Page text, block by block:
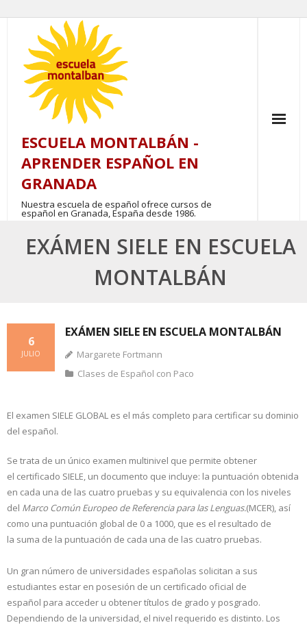
content
ESCUELA MONTALBÁN -
APRENDER ESPAÑOL EN
GRANADA
Nuestra escuela de español ofrece cursos de
español en Granada, España desde 1986.
EXÁMEN SIELE EN ESCUELA
MONTALBÁN
EXÁMEN SIELE EN ESCUELA MONTALBÁN
6
JULIO
Margarete Fortmann
Clases de Español con Paco
El examen SIELE GLOBAL es el más completo para certificar su dominio
del español.
Se trata de un único examen multinivel que permite obtener
el certificado SIELE, un documento que incluye: la puntuación obtenida
en cada una de las cuatro pruebas y su equivalencia con los niveles
del Marco Común Europeo de Referencia para las Lenguas.(MCER), así
como una puntuación global de 0 a 1000, que es el resultado de
la suma de la puntuación de cada una de las cuatro pruebas.
Un gran número de universidades españolas solicitan a sus
estudiantes estar en posesión de un certificado oficial de
español para acceder u obtener títulos de grado y posgrado.
Dependiendo de la universidad, el nivel requerido es distinto. Los